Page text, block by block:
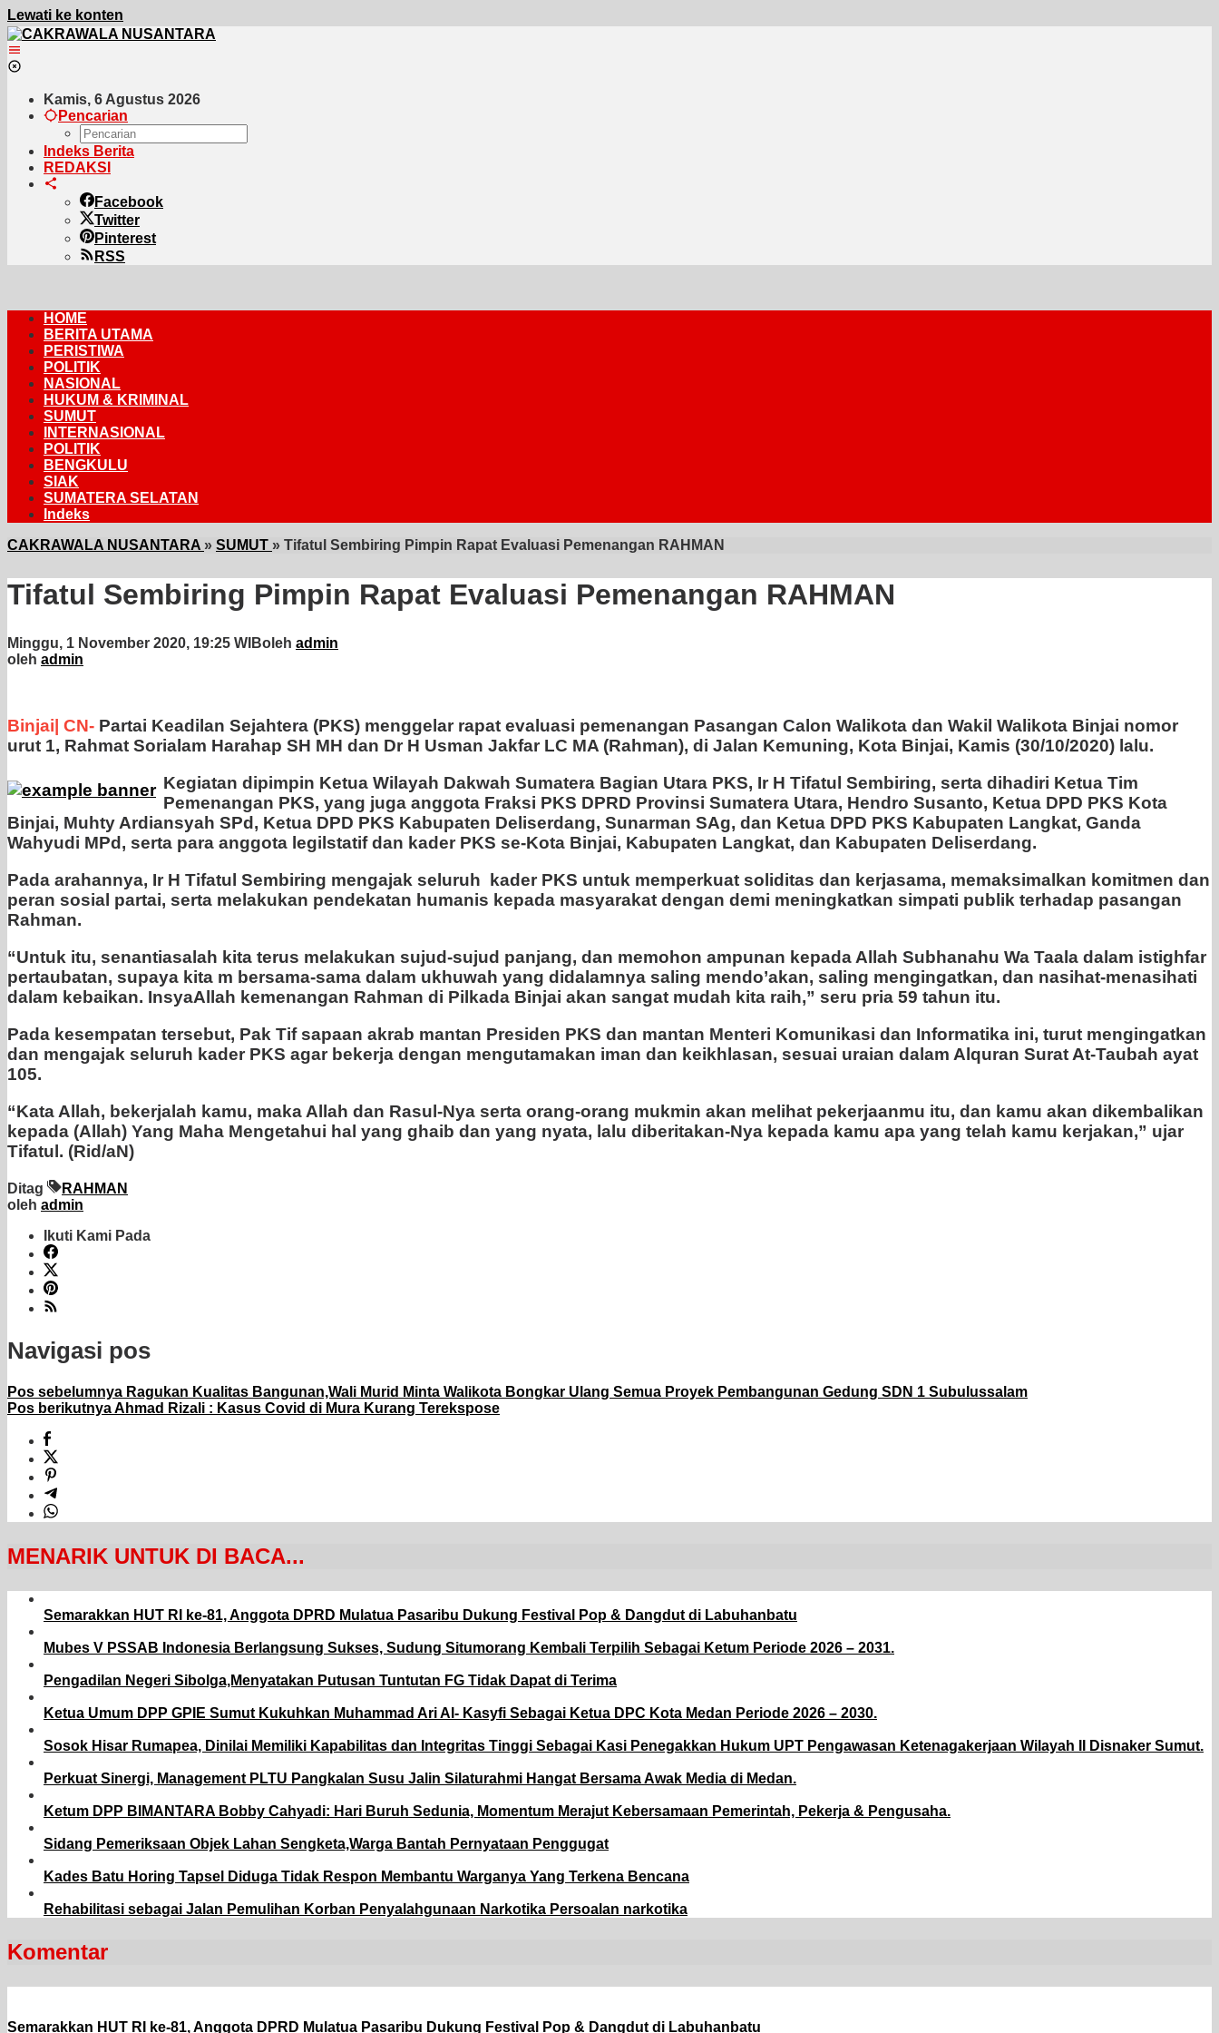
Lewati ke konten
Kamis, 6 Agustus 2026
Pencarian
Indeks Berita
REDAKSI
Facebook
Twitter
Pinterest
RSS
HOME
BERITA UTAMA
PERISTIWA
POLITIK
NASIONAL
HUKUM & KRIMINAL
SUMUT
INTERNASIONAL
POLITIK
BENGKULU
SIAK
SUMATERA SELATAN
Indeks
CAKRAWALA NUSANTARA » SUMUT » Tifatul Sembiring Pimpin Rapat Evaluasi Pemenangan RAHMAN
Tifatul Sembiring Pimpin Rapat Evaluasi Pemenangan RAHMAN
Minggu, 1 November 2020, 19:25 WIBoleh admin
oleh admin
Binjai| CN- Partai Keadilan Sejahtera (PKS) menggelar rapat evaluasi pemenangan Pasangan Calon Walikota dan Wakil Walikota Binjai nomor
urut 1, Rahmat Sorialam Harahap SH MH dan Dr H Usman Jakfar LC MA (Rahman), di Jalan Kemuning, Kota Binjai, Kamis (30/10/2020) lalu.
Kegiatan dipimpin Ketua Wilayah Dakwah Sumatera Bagian Utara PKS, Ir H Tifatul Sembiring, serta dihadiri Ketua Tim
Pemenangan PKS, yang juga anggota Fraksi PKS DPRD Provinsi Sumatera Utara, Hendro Susanto, Ketua DPD PKS Kota
Binjai, Muhty Ardiansyah SPd, Ketua DPD PKS Kabupaten Deliserdang, Sunarman SAg, dan Ketua DPD PKS Kabupaten Langkat, Ganda
Wahyudi MPd, serta para anggota legilstatif dan kader PKS se-Kota Binjai, Kabupaten Langkat, dan Kabupaten Deliserdang.
Pada arahannya, Ir H Tifatul Sembiring mengajak seluruh kader PKS untuk memperkuat soliditas dan kerjasama, memaksimalkan komitmen dan
peran sosial partai, serta melakukan pendekatan humanis kepada masyarakat dengan demi meningkatkan simpati publik terhadap pasangan
Rahman.
“Untuk itu, senantiasalah kita terus melakukan sujud-sujud panjang, dan memohon ampunan kepada Allah Subhanahu Wa Taala dalam istighfar
pertaubatan, supaya kita m bersama-sama dalam ukhuwah yang didalamnya saling mendo’akan, saling mengingatkan, dan nasihat-menasihati
dalam kebaikan. InsyaAllah kemenangan Rahman di Pilkada Binjai akan sangat mudah kita raih,” seru pria 59 tahun itu.
Pada kesempatan tersebut, Pak Tif sapaan akrab mantan Presiden PKS dan mantan Menteri Komunikasi dan Informatika ini, turut mengingatkan
dan mengajak seluruh kader PKS agar bekerja dengan mengutamakan iman dan keikhlasan, sesuai uraian dalam Alquran Surat At-Taubah ayat
105.
“Kata Allah, bekerjalah kamu, maka Allah dan Rasul-Nya serta orang-orang mukmin akan melihat pekerjaanmu itu, dan kamu akan dikembalikan
kepada (Allah) Yang Maha Mengetahui hal yang ghaib dan yang nyata, lalu diberitakan-Nya kepada kamu apa yang telah kamu kerjakan,” ujar
Tifatul. (Rid/aN)
Ditag
RAHMAN
oleh admin
Ikuti Kami Pada
Navigasi pos
Pos sebelumnya Ragukan Kualitas Bangunan,Wali Murid Minta Walikota Bongkar Ulang Semua Proyek Pembangunan Gedung SDN 1 Subulussalam
Pos berikutnyaAhmad Rizali : Kasus Covid di Mura Kurang Terekspose
MENARIK UNTUK DI BACA...
Semarakkan HUT RI ke-81, Anggota DPRD Mulatua Pasaribu Dukung Festival Pop & Dangdut di Labuhanbatu
Mubes V PSSAB Indonesia Berlangsung Sukses, Sudung Situmorang Kembali Terpilih Sebagai Ketum Periode 2026 – 2031.
Pengadilan Negeri Sibolga,Menyatakan Putusan Tuntutan FG Tidak Dapat di Terima
Ketua Umum DPP GPIE Sumut Kukuhkan Muhammad Ari Al- Kasyfi Sebagai Ketua DPC Kota Medan Periode 2026 – 2030.
Sosok Hisar Rumapea, Dinilai Memiliki Kapabilitas dan Integritas Tinggi Sebagai Kasi Penegakkan Hukum UPT Pengawasan Ketenagakerjaan Wilayah II Disnaker Sumut.
Perkuat Sinergi, Management PLTU Pangkalan Susu Jalin Silaturahmi Hangat Bersama Awak Media di Medan.
Ketum DPP BIMANTARA Bobby Cahyadi: Hari Buruh Sedunia, Momentum Merajut Kebersamaan Pemerintah, Pekerja & Pengusaha.
Sidang Pemeriksaan Objek Lahan Sengketa,Warga Bantah Pernyataan Penggugat
Kades Batu Horing Tapsel Diduga Tidak Respon Membantu Warganya Yang Terkena Bencana
Rehabilitasi sebagai Jalan Pemulihan Korban Penyalahgunaan Narkotika Persoalan narkotika
Komentar
Semarakkan HUT RI ke-81, Anggota DPRD Mulatua Pasaribu Dukung Festival Pop & Dangdut di Labuhanbatu